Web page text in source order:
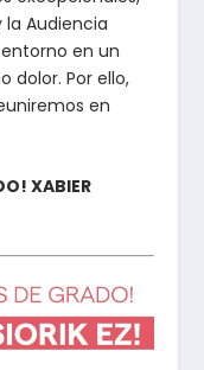
Audiencia
en un
dolor. Por ello,
en
XABIER